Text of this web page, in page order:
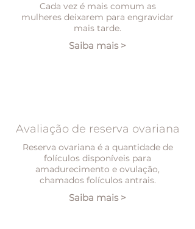
Cada vez é mais comum as
mulheres deixarem para engravidar
mais tarde.
Saiba mais >
Avaliação de reserva ovariana
Reserva ovariana é a quantidade de
folículos disponíveis para
amadurecimento e ovulação,
chamados folículos antrais.
Saiba mais >